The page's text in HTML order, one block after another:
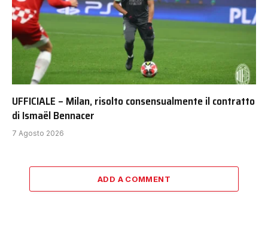
UFFICIALE – Milan, risolto consensualmente il contratto
di Ismaël Bennacer
7 Agosto 2026
ADD A COMMENT